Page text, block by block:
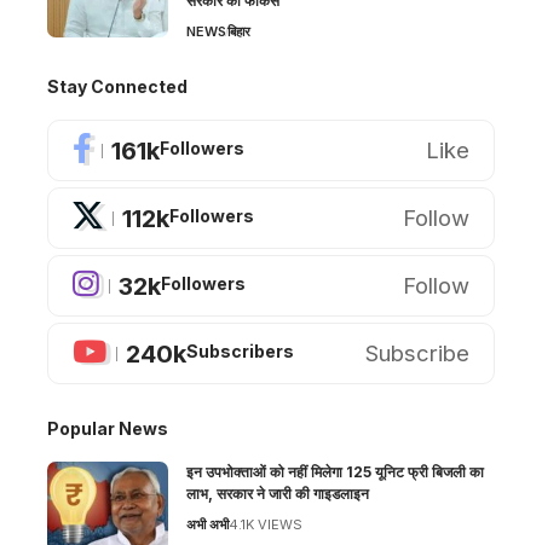
NEWSबिहार
Stay Connected
161kFollowers Like
112kFollowers Follow
32kFollowers Follow
240kSubscribers Subscribe
Popular News
इन उपभोक्ताओं को नहीं मिलेगा 125 यूनिट फ्री बिजली का
लाभ, सरकार ने जारी की गाइडलाइन
अभी अभी4.1K VIEWS